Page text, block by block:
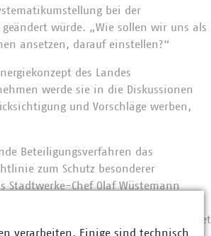
bei der
würde. „Wie sollen wir uns als
ansetzen, darauf einstellen?“
des Landes
werde sie in die Diskussionen
und Vorschläge werben,
Beteiligungsverfahren das
zum Schutz besonderer
Stadtwerke-Chef Olaf Wüstemann
Versorgung nur noch eingeschränkt
an, die von einem Schutzgebiet
verarbeiten. Einige sind technisch